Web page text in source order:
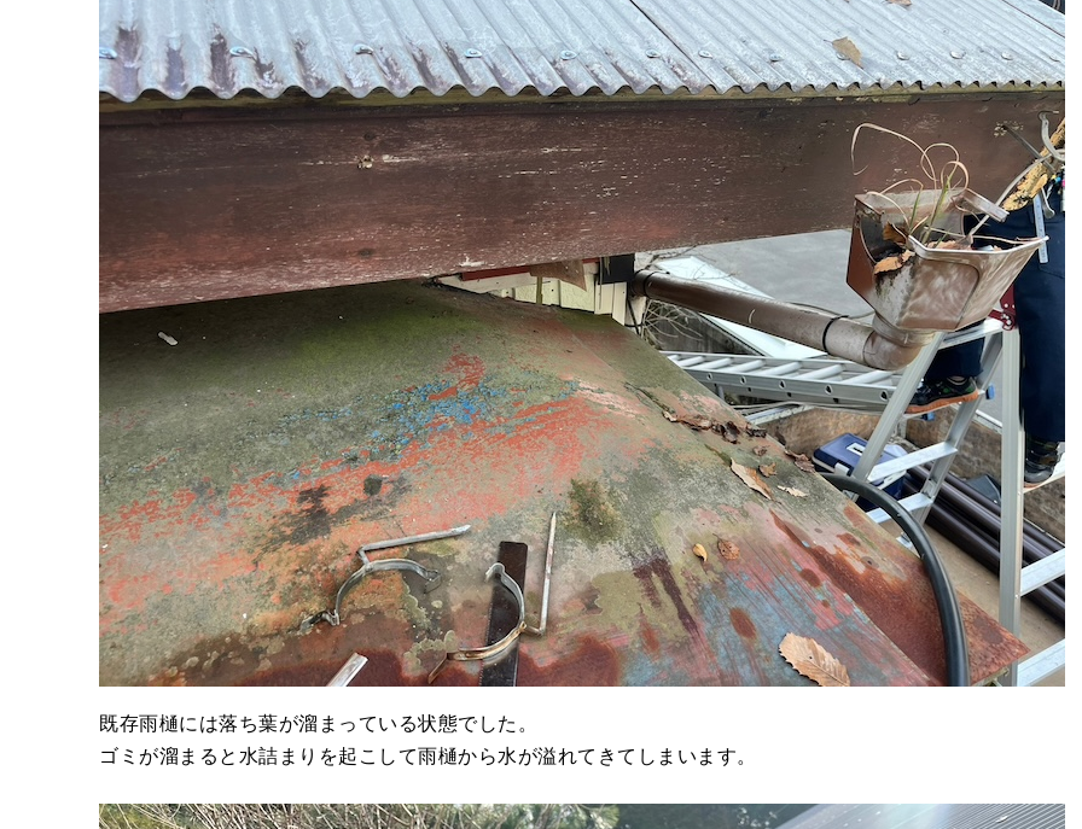
既存雨樋には落ち葉が溜まっている状態でした。
ゴミが溜まると水詰まりを起こして雨樋から水が溢れてきてしまいます。